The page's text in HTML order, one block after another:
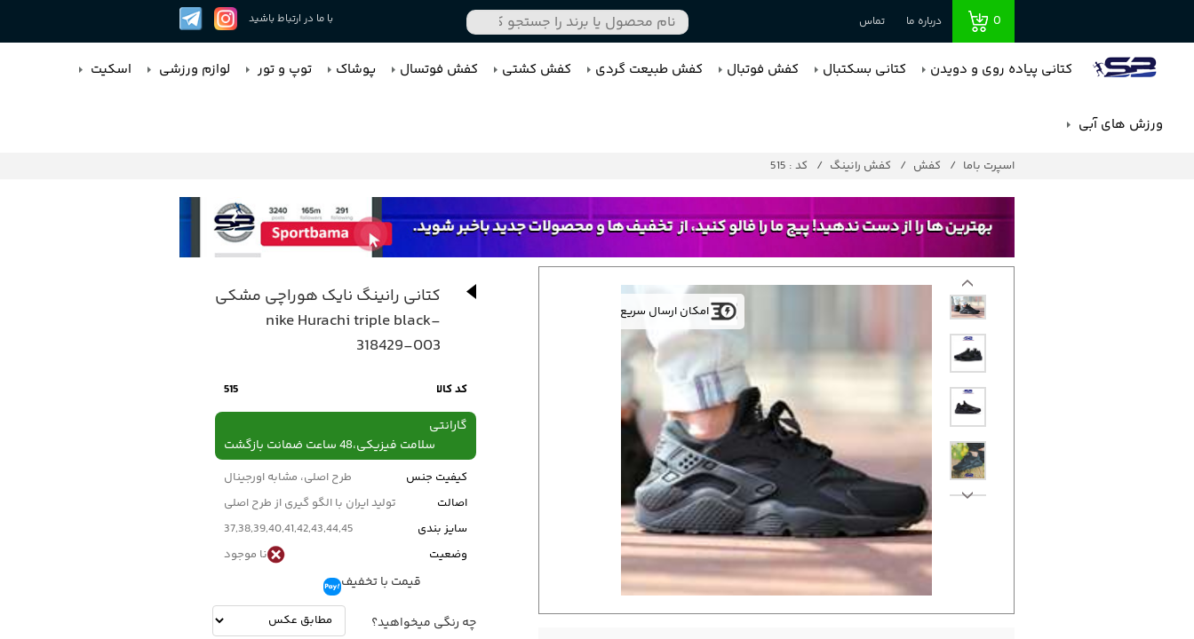
0 درباره ما تماس با ما در ارتباط باشید
کتانی پیاده روی و دویدن کتانی بسکتبال کفش فوتبال کفش طبیعت گردی کفش کشتی کفش فوتسال پوشاک توپ و تور لوازم ورزشی اسکیت
ورزش های آبی
اسپرت باما کفش کفش رانینگ کد : 515
امکان ارسال سریع
کتانی رانینگ نایک هوراچی مشکی
nike Hurachi triple black-
318429-003
کد کالا 515
گارانتی
سلامت فیزیکی،48 ساعت ضمانت بازگشت
کیفیت جنس
طرح اصلی، مشابه اورجینال
اصالت
تولید ایران با الگو گیری از طرح اصلی
سایز بندی
37,38,39,40,41,42,43,44,45
وضعیت
نا موجود
قیمت با تخفیف
چه رنگی میخواهید؟